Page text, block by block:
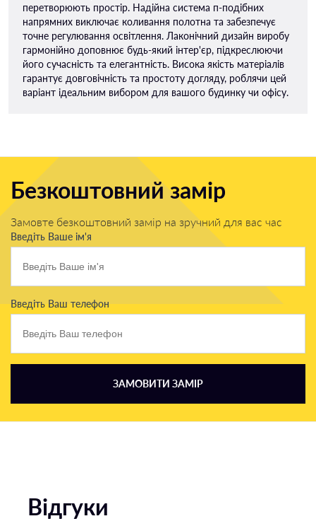
перетворюють простір. Надійна система п-подібних
напрямних виключає коливання полотна та забезпечує
точне регулювання освітлення. Лаконічний дизайн виробу
гармонійно доповнює будь-який інтер'єр, підкреслюючи
його сучасність та елегантність. Висока якість матеріалів
гарантує довговічність та простоту догляду, роблячи цей
варіант ідеальним вибором для вашого будинку чи офісу.
Безкоштовний замір
Замовте безкоштовний замір на зручний для вас час
Введіть Ваше ім'я
Введіть Ваш телефон
ЗАМОВИТИ ЗАМІР
Відгуки